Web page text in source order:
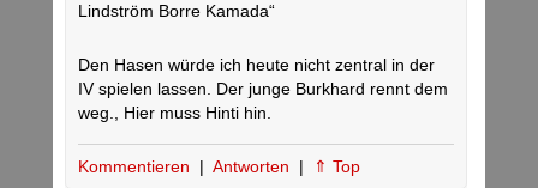
Lindström Borre Kamada“
Den Hasen würde ich heute nicht zentral in der
IV spielen lassen. Der junge Burkhard rennt dem
weg., Hier muss Hinti hin.
Kommentieren | Antworten | ⇑ Top